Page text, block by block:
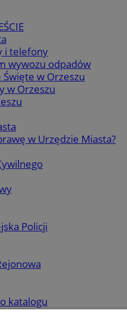
i telefony
wywozu odpadów
Święte w Orzeszu
w Orzeszu
w Urzędzie Miasta?
Policji
katalogu